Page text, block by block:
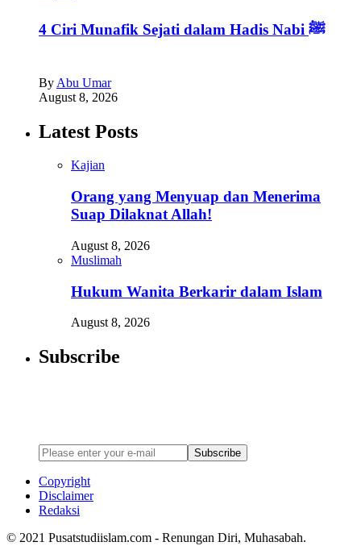
4 Ciri Munafik Sejati dalam Hadis Nabi ﷺ
By Abu Umar
August 8, 2026
Latest Posts
Kajian
Orang yang Menyuap dan Menerima
Suap Dilaknat Allah!
August 8, 2026
Muslimah
Hukum Wanita Berkarir dalam Islam
August 8, 2026
Subscribe
Subscribe
Copyright
Disclaimer
Redaksi
© 2021 Pusatstudiislam.com - Renungan Diri, Muhasabah.